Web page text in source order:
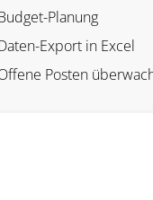
Planung
Export in Excel
Posten